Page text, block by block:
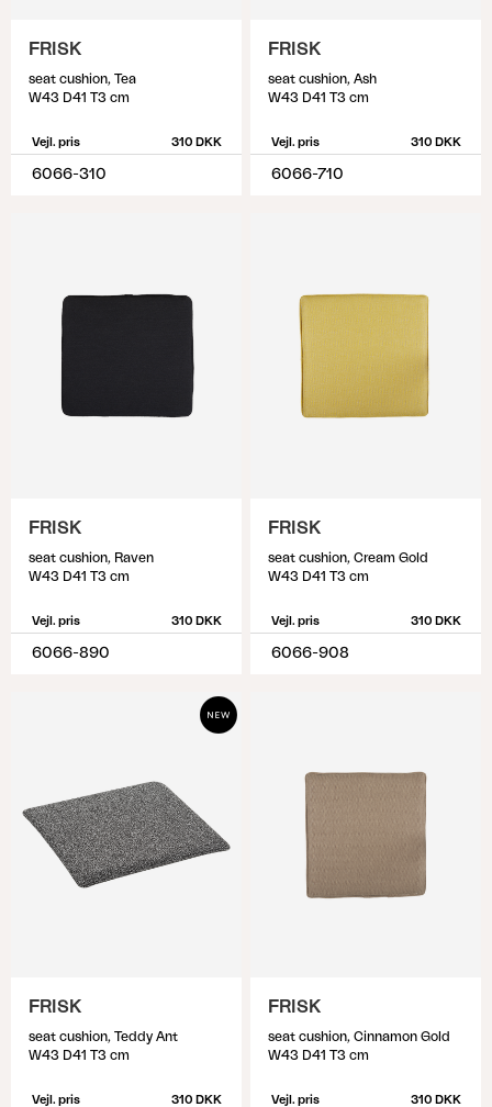
FRISK
seat cushion, Tea
W43 D41 T3 cm
Vejl. pris 310 DKK
6066-310
FRISK
seat cushion, Ash
W43 D41 T3 cm
Vejl. pris 310 DKK
6066-710
FRISK
seat cushion, Raven
W43 D41 T3 cm
Vejl. pris 310 DKK
6066-890
FRISK
seat cushion, Cream Gold
W43 D41 T3 cm
Vejl. pris 310 DKK
6066-908
FRISK
seat cushion, Teddy Ant
W43 D41 T3 cm
Vejl. pris 310 DKK
FRISK
seat cushion, Cinnamon Gold
W43 D41 T3 cm
Vejl. pris 310 DKK